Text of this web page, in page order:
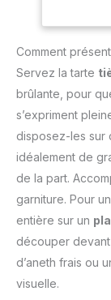
Comment
Servez la tarte
brûlante, pour
s’expriment
disposez-les sur
idéalement de
de la part.
garniture. Pour
entière sur un
découper
d’aneth frais ou
visuelle.